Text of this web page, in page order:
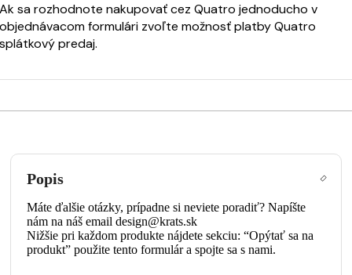
Ak sa rozhodnote nakupovať cez Quatro jednoducho v
objednávacom formulári zvoľte možnosť platby Quatro
splátkový predaj.
Popis
Máte ďalšie otázky, prípadne si neviete poradiť? Napíšte
nám na náš email design@krats.sk
Nižšie pri každom produkte nájdete sekciu: “Opýtať sa na
produkt” použite tento formulár a spojte sa s nami.